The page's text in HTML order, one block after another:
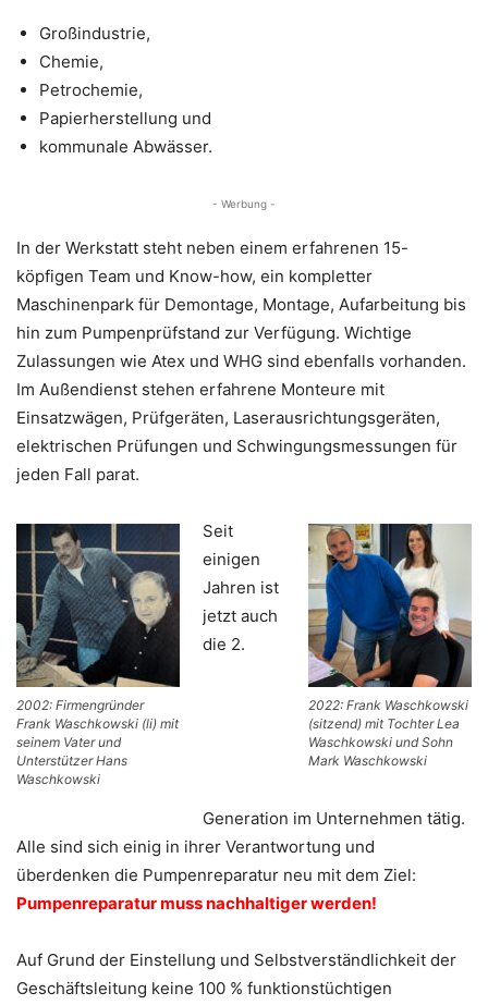
Großindustrie,
Chemie,
Petrochemie,
Papierherstellung und
kommunale Abwässer.
- Werbung -
In der Werkstatt steht neben einem erfahrenen 15-
köpfigen Team und Know-how, ein kompletter
Maschinenpark für Demontage, Montage, Aufarbeitung bis
hin zum Pumpenprüfstand zur Verfügung. Wichtige
Zulassungen wie Atex und WHG sind ebenfalls vorhanden.
Im Außendienst stehen erfahrene Monteure mit
Einsatzwägen, Prüfgeräten, Laserausrichtungsgeräten,
elektrischen Prüfungen und Schwingungsmessungen für
jeden Fall parat.
2002: Firmengründer
Frank Waschkowski (li) mit
seinem Vater und
Unterstützer Hans
Waschkowski
2022: Frank Waschkowski
(sitzend) mit Tochter Lea
Waschkowski und Sohn
Mark Waschkowski
Seit
einigen
Jahren ist
jetzt auch
die 2.
Generation im Unternehmen tätig.
Alle sind sich einig in ihrer Verantwortung und
überdenken die Pumpenreparatur neu mit dem Ziel:
Pumpenreparatur muss nachhaltiger werden!
Auf Grund der Einstellung und Selbstverständlichkeit der
Geschäftsleitung keine 100 % funktionstüchtigen